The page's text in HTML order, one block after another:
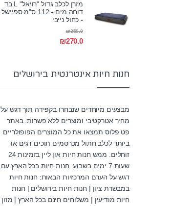
מזרן לכלב גדול "רויאל" L בד
דוחה מים - 112 ס"מ ספיישל
- כחול נייבי
₪270.0
₪350.0
חנות חיות אינטרנטית בירושלים
מבצעים מיוחדים שנבחרו בקפידה תוך דגש על
מחיר אטרקטיבי ומוצרים ללא פשרות. באתר
פט פלוס תמצאו את כל המוצרים הפופולריים
ביותר לכלב חתול מכרסמים תוכים דגים או
זוחלים. ממש חנות חיות און ליין בזמינות 24
שעות 7 ימים בשבוע. חנות חיות בכל הארץ עם
דגש על הערם המרכזיות הבאות: חנות חיות
במבשרת ציון | חנות חיות בירושלים | חנות
חיות מודיעין | משלוחים חינם בכל הארץ | מזון